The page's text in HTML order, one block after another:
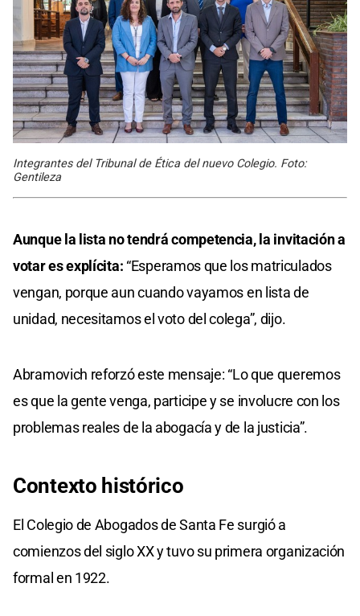
Integrantes del Tribunal de Ética del nuevo Colegio. Foto:
Gentileza
Aunque la lista no tendrá competencia, la invitación a
votar es explícita: “Esperamos que los matriculados
vengan, porque aun cuando vayamos en lista de
unidad, necesitamos el voto del colega”, dijo.
Abramovich reforzó este mensaje: “Lo que queremos
es que la gente venga, participe y se involucre con los
problemas reales de la abogacía y de la justicia”.
Contexto histórico
El Colegio de Abogados de Santa Fe surgió a
comienzos del siglo XX y tuvo su primera organización
formal en 1922.